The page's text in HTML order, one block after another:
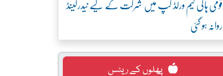
روانہ ہو گئی
پھلوں کے ریٹس